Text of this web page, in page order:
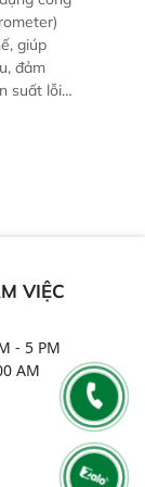
giúp
đảm
suất lỗi.
ứng
mã
VIỆC
- 5 PM
AM